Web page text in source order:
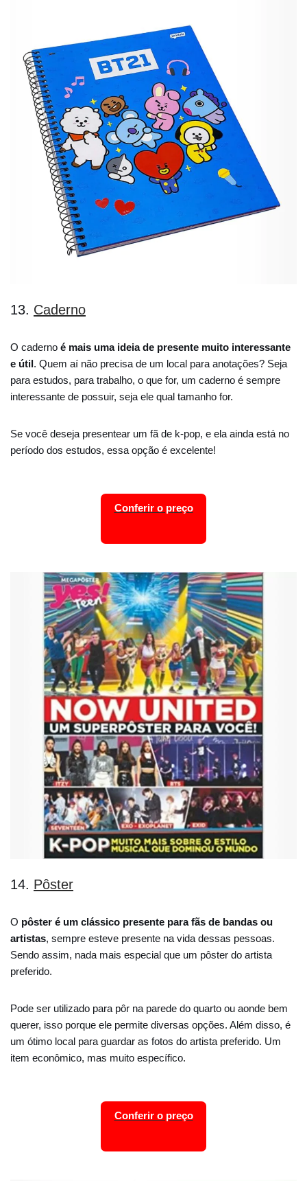
13. Caderno
O caderno é mais uma ideia de presente muito interessante
e útil. Quem aí não precisa de um local para anotações? Seja
para estudos, para trabalho, o que for, um caderno é sempre
interessante de possuir, seja ele qual tamanho for.
Se você deseja presentear um fã de k-pop, e ela ainda está no
período dos estudos, essa opção é excelente!
Conferir o preço
14. Pôster
O pôster é um clássico presente para fãs de bandas ou
artistas, sempre esteve presente na vida dessas pessoas.
Sendo assim, nada mais especial que um pôster do artista
preferido.
Pode ser utilizado para pôr na parede do quarto ou aonde bem
querer, isso porque ele permite diversas opções. Além disso, é
um ótimo local para guardar as fotos do artista preferido. Um
item econômico, mas muito específico.
Conferir o preço